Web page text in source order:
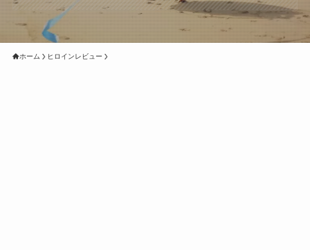
ホーム ヒロインレビュー